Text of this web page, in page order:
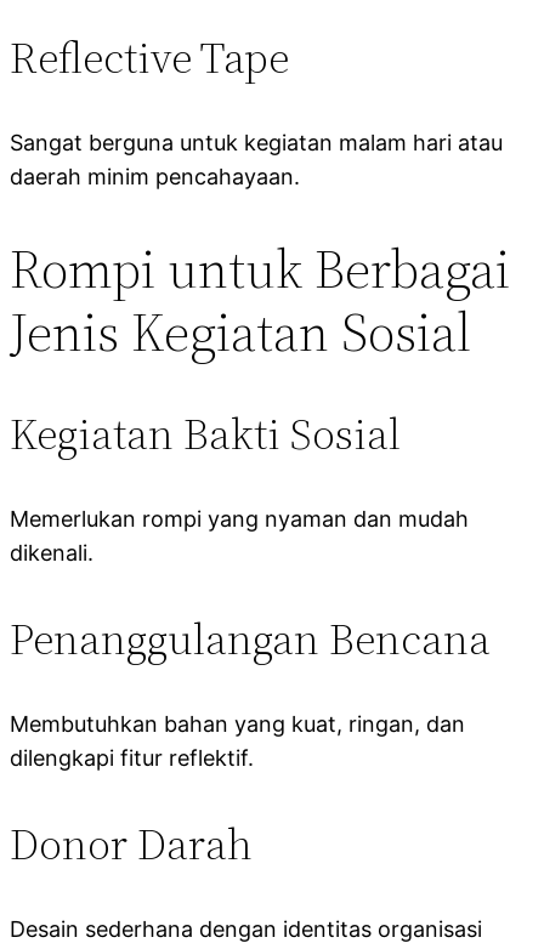
Reflective Tape
Sangat berguna untuk kegiatan malam hari atau
daerah minim pencahayaan.
Rompi untuk Berbagai
Jenis Kegiatan Sosial
Kegiatan Bakti Sosial
Memerlukan rompi yang nyaman dan mudah
dikenali.
Penanggulangan Bencana
Membutuhkan bahan yang kuat, ringan, dan
dilengkapi fitur reflektif.
Donor Darah
Desain sederhana dengan identitas organisasi